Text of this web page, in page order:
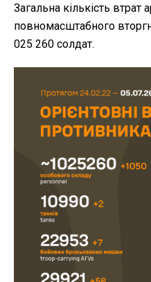
Загальна кількість втрат
повномасштабного
025 260 солдат.